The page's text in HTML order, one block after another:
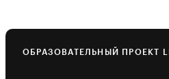
ОБРАЗОВАТЕЛЬНЫЙ ПРОЕКТ